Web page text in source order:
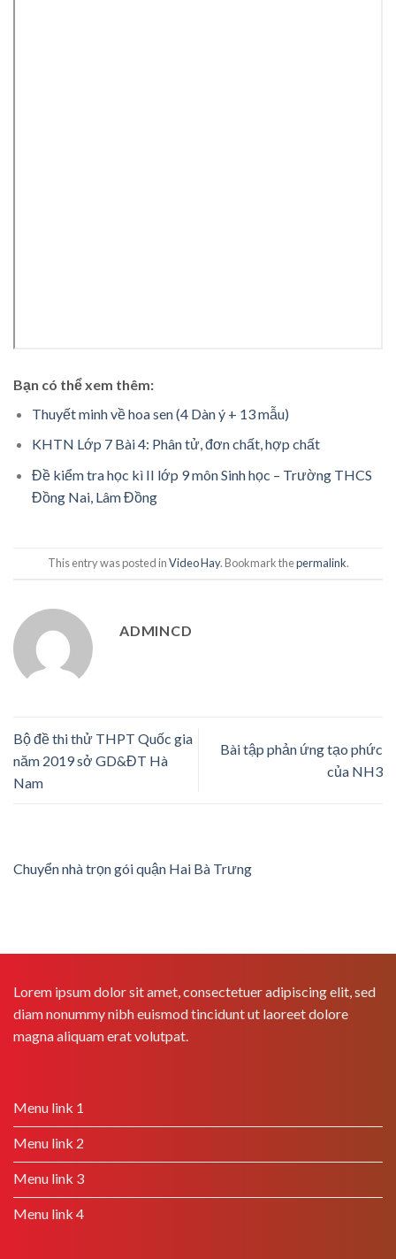
Bạn có thể xem thêm:
Thuyết minh về hoa sen (4 Dàn ý + 13 mẫu)
KHTN Lớp 7 Bài 4: Phân tử, đơn chất, hợp chất
Đề kiểm tra học kì II lớp 9 môn Sinh học – Trường THCS
Đồng Nai, Lâm Đồng
This entry was posted inVideo Hay. Bookmark thepermalink.
ADMINCD
Bộ đề thi thử THPT Quốc gia
năm 2019 sở GD&ĐT Hà
Nam
Bài tập phản ứng tạo phức
của NH3
Chuyển nhà trọn gói quận Hai Bà Trưng
Lorem ipsum dolor sit amet, consectetuer adipiscing elit, sed
diam nonummy nibh euismod tincidunt ut laoreet dolore
magna aliquam erat volutpat.
Menu link 1
Menu link 2
Menu link 3
Menu link 4